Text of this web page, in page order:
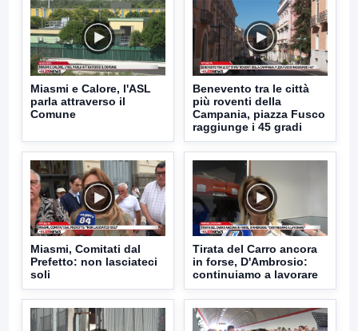
Miasmi e Calore, l'ASL
parla attraverso il
Comune
Benevento tra le città
più roventi della
Campania, piazza Fusco
raggiunge i 45 gradi
Miasmi, Comitati dal
Prefetto: non lasciateci
soli
Tirata del Carro ancora
in forse, D'Ambrosio:
continuiamo a lavorare